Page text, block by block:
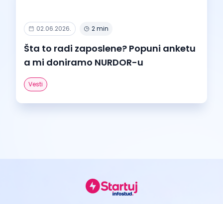
02.06.2026. 2 min
Šta to radi zaposlene? Popuni anketu
a mi doniramo NURDOR-u
Vesti